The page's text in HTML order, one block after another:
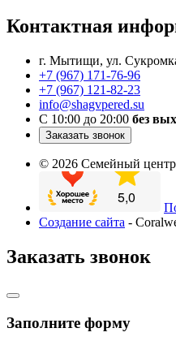
Контактная
г. Мытищи, ул.
+7 (967) 171-76-96
+7 (967) 121-82-23
info@shagvpered.su
С 10:00 до 20:00 без
Заказать звонок
© 2026 Семейный
Создание сайта -
Заказать звонок
Заполните форму